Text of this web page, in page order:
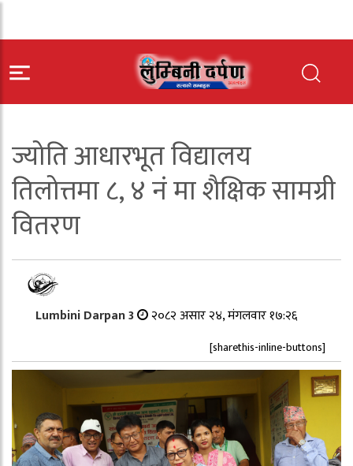
ज्योति आधारभूत विद्यालय
तिलोत्तमा ८, ४ नं मा शैक्षिक सामग्री
वितरण
Lumbini Darpan 3 २०८२ असार २४, मंगलवार १७:२६
[sharethis-inline-buttons]